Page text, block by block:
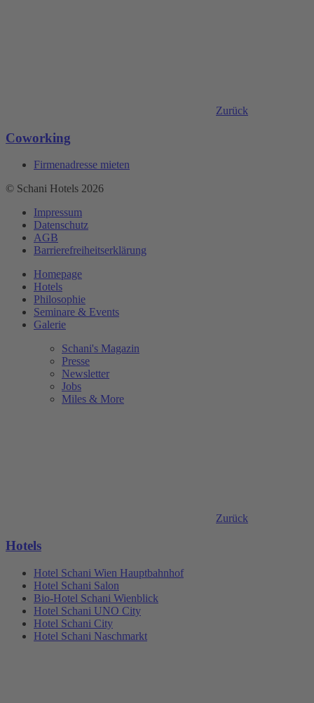
Zurück
Coworking
Firmenadresse mieten
© Schani Hotels 2026
Impressum
Datenschutz
AGB
Barrierefreiheitserklärung
Homepage
Hotels
Philosophie
Seminare & Events
Galerie
Schani's Magazin
Presse
Newsletter
Jobs
Miles & More
Zurück
Hotels
Hotel Schani Wien Hauptbahnhof
Hotel Schani Salon
Bio-Hotel Schani Wienblick
Hotel Schani UNO City
Hotel Schani City
Hotel Schani Naschmarkt